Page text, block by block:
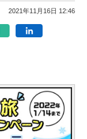
2021年11月16日 12:46